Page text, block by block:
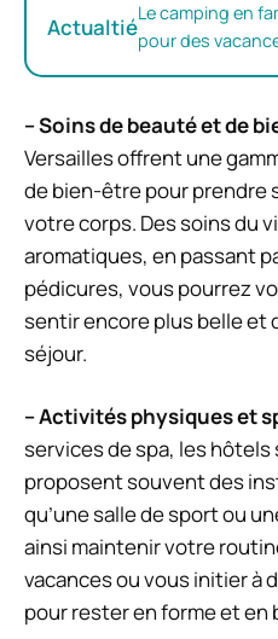
ActualtiéLe camping en
pour des
– Soins de beauté et de
Versailles offrent une
de bien-être pour prendre
votre corps. Des soins du
aromatiques, en passant
pédicures, vous pourrez
sentir encore plus belle
séjour.
– Activités physiques et
services de spa, les hôtels
proposent souvent des
qu’une salle de sport ou
ainsi maintenir votre
vacances ou vous initier à
pour rester en forme et en